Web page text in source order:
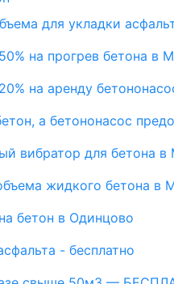
для укладки
на прогрев бетона в
на аренду
а бетононасос
вибратор для бетона в
жидкого бетона в
бетон в Одинцово
- бесплатно